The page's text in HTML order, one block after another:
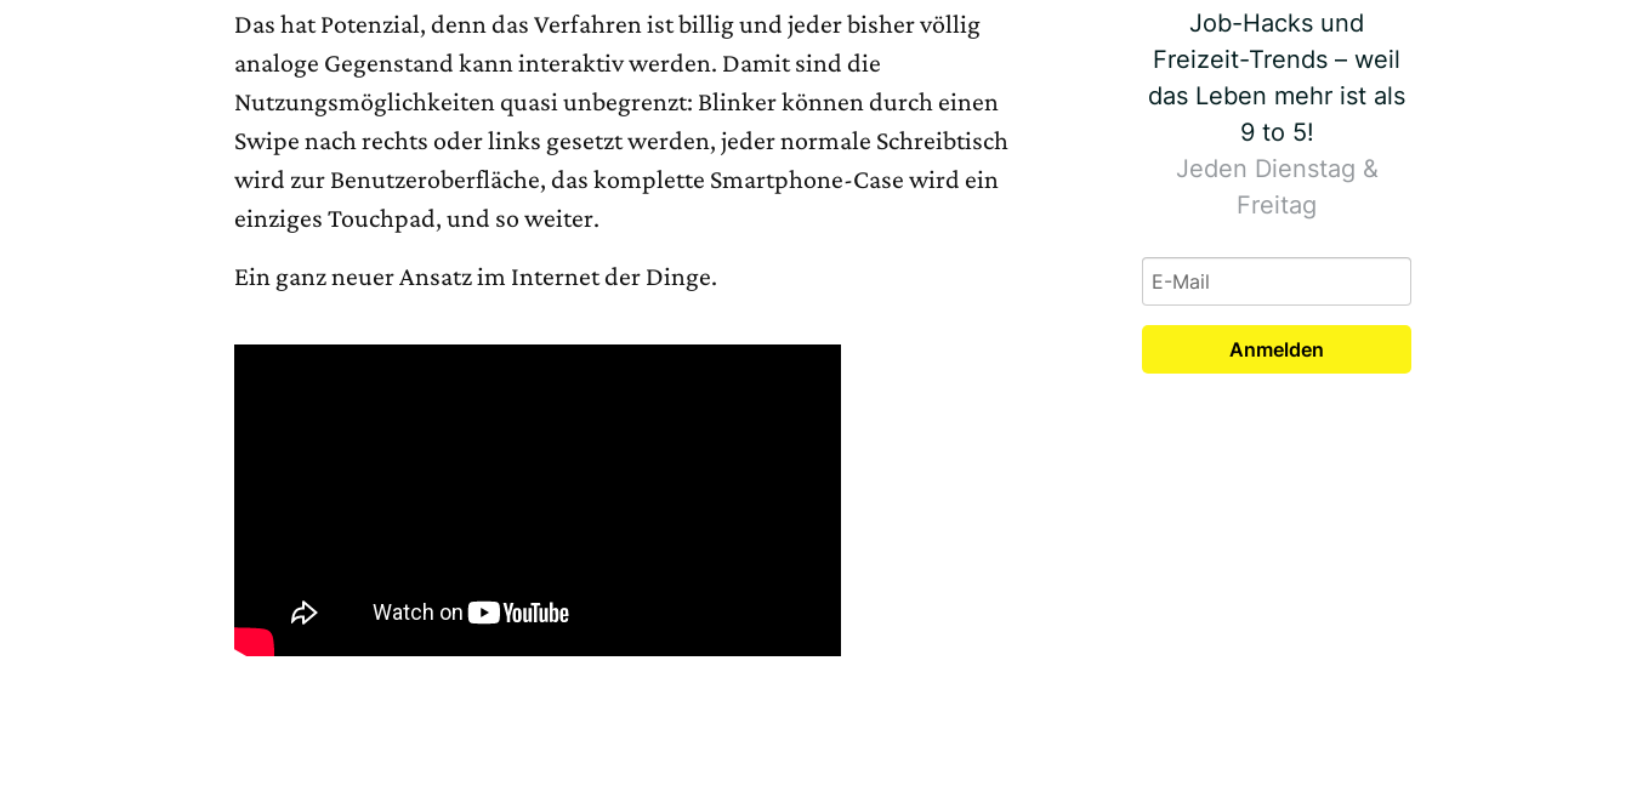
Das hat Potenzial, denn das Verfahren ist billig und jeder bisher völlig
analoge Gegenstand kann interaktiv werden. Damit sind die
Nutzungsmöglichkeiten quasi unbegrenzt: Blinker können durch einen
Swipe nach rechts oder links gesetzt werden, jeder normale Schreibtisch
wird zur Benutzeroberfläche, das komplette Smartphone-Case wird ein
einziges Touchpad, und so weiter.
Ein ganz neuer Ansatz im Internet der Dinge.
Job-Hacks und
Freizeit-Trends – weil
das Leben mehr ist als
9 to 5!
Jeden Dienstag &
Freitag
Anmelden